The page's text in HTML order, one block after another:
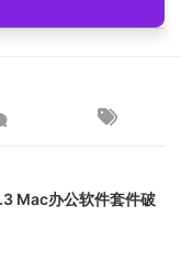
Mac办公软件套件破